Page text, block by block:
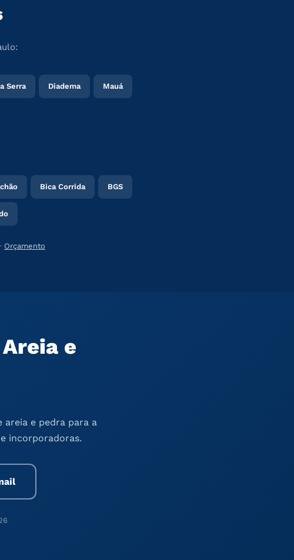
Serra Diadema Mauá
Bica Corrida BGS
· Orçamento
e
e pedra para a
incorporadoras.